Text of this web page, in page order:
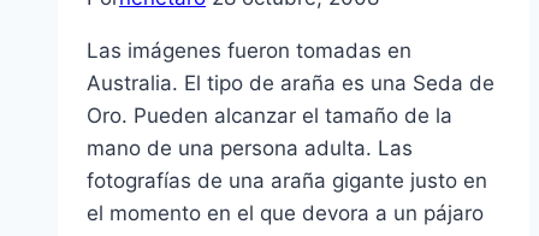
Las imágenes fueron tomadas en
Australia. El tipo de araña es una Seda de
Oro. Pueden alcanzar el tamaño de la
mano de una persona adulta. Las
fotografí­as de una araña gigante justo en
el momento en el que devora a un pájaro